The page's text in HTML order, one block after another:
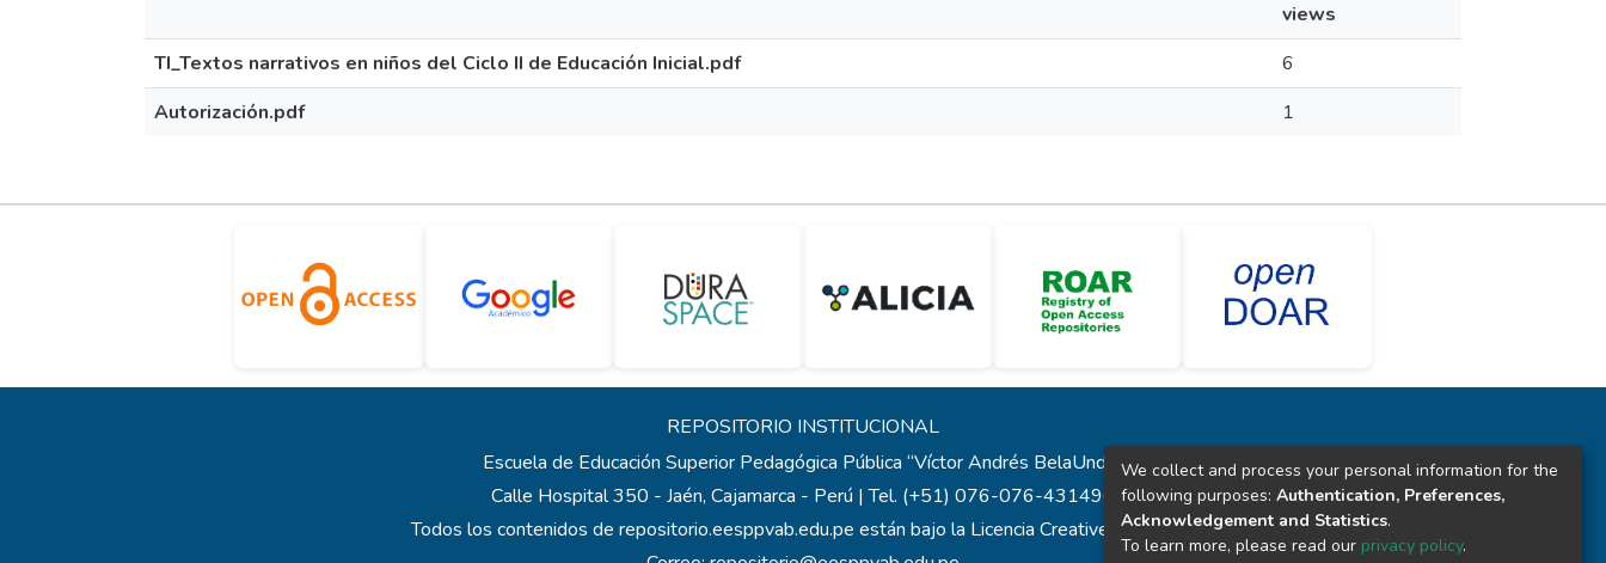
views
TI_Textos narrativos en niños del Ciclo II de Educación Inicial.pdf
6
Autorización.pdf
1
REPOSITORIO INSTITUCIONAL
Escuela de Educación Superior Pedagógica Pública “Víctor Andrés BelaUnde”
Calle Hospital 350 - Jaén, Cajamarca - Perú | Tel. (+51) 076-076-431496
Todos los contenidos de repositorio.eesppvab.edu.pe están bajo la Licencia Creative Commons
We collect and process your personal information for the
following purposes: Authentication, Preferences,
Acknowledgement and Statistics.
To learn more, please read our privacy policy.